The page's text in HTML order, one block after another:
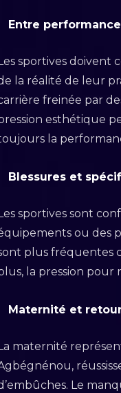
Entre
sportives doivent
la réalité de leur
freinée par
esthétique
la
Blessures et
sportives sont
ou des
plus fréquentes
la pression
Maternité et
maternité
Le